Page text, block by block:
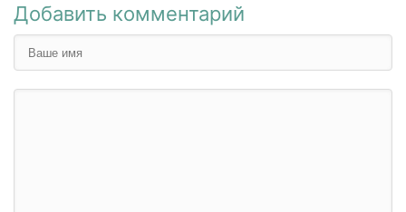
Добавить комментарий